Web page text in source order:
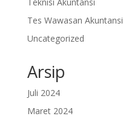
Tes Wawasan Akuntansi
Uncategorized
Arsip
Juli 2024
Maret 2024